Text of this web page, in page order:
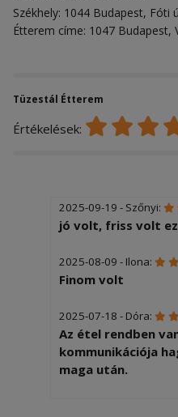
Székhely: 1044 Budapest, Fóti
Étterem címe: 1047 Budapest,
Tüzestál Étterem
Értékelések:
2025-09-19 - Szőnyi:
jó volt, friss volt
2025-08-09 - Ilona:
Finom volt
2025-07-18 - Dóra:
Az étel rendben
kommunikációja
maga után.